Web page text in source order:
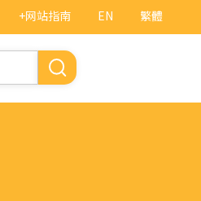
EN 繁體
+网站指南